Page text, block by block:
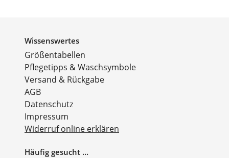
Wissenswertes
Größentabellen
Pflegetipps & Waschsymbole
Versand & Rückgabe
AGB
Datenschutz
Impressum
Widerruf online erklären
Häufig gesucht ...